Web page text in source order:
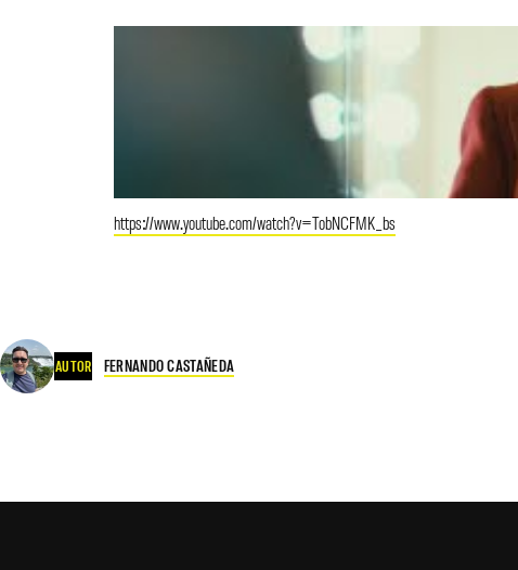
https://www.youtube.com/watch?v=TobNCFMK_bs
AUTOR FERNANDO CASTAÑEDA